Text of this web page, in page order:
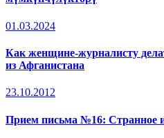
01.03.2024
Как женщине-журналисту
из Афганистана
23.10.2012
Прием письма №16: Странное и